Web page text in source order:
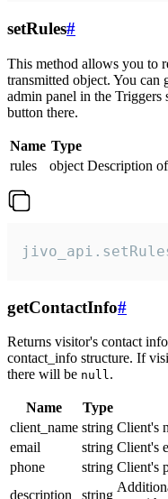
setRules#
This method allows you to
transmitted object. You can
admin panel in the Triggers
button there.
Name Type
rules
object Description
getContactInfo#
Returns visitor's contact
contact_info structure. If
there will be null.
Name Type
client_name string Client's
email
string Client's
phone
string Client's
description
string